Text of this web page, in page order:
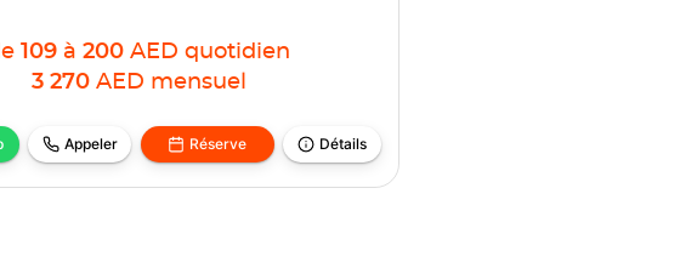
109 à 200 AED quotidien
3 270 AED mensuel
Appeler Réserve Détails